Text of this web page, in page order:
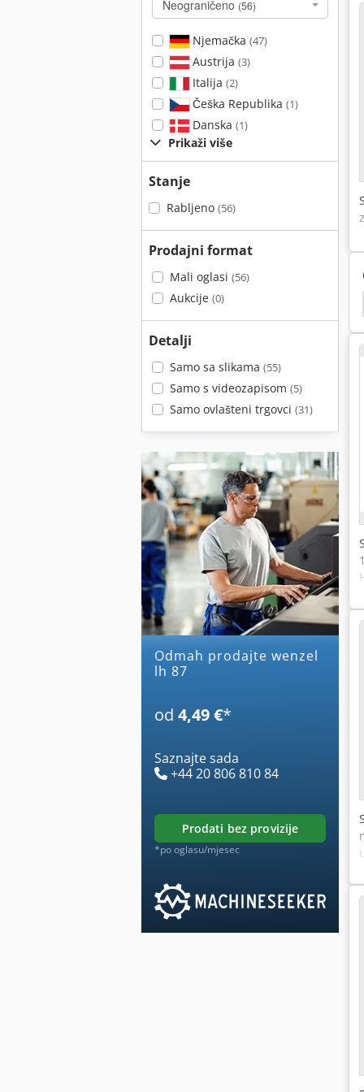
Neograničeno (56)
Njemačka (47)
Austrija (3)
Italija (2)
Češka Republika (1)
Danska (1)
Prikaži više
Stanje
Rabljeno (56)
Prodajni format
Mali oglasi (56)
Aukcije (0)
Detalji
Samo sa slikama (55)
Samo s videozapisom (5)
Samo ovlašteni trgovci (31)
Odmah prodajte wenzel
lh 87
od 4,49 €*
Saznajte sada
+44 20 806 810 84
prodati bez provizije
*po oglasu/mjesec
& Sharpe Koordinatni Mjerni Stroj